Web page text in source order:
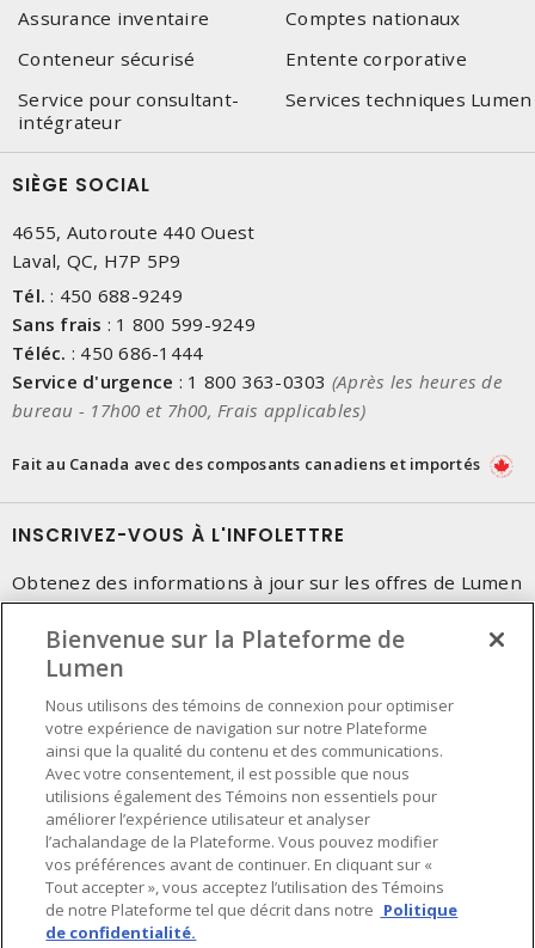
Assurance inventaire
Comptes nationaux
Conteneur sécurisé
Entente corporative
Service pour consultant-
intégrateur
Services techniques Lumen
SIÈGE SOCIAL
4655, Autoroute 440 Ouest
Laval, QC, H7P 5P9
Tél. : 450 688-9249
Sans frais : 1 800 599-9249
Téléc. : 450 686-1444
Service d'urgence : 1 800 363-0303 (Après les heures de
bureau - 17h00 et 7h00, Frais applicables)
Fait au Canada avec des composants canadiens et importés
INSCRIVEZ-VOUS À L'INFOLETTRE
Obtenez des informations à jour sur les offres de Lumen
Préférences en matière de cookies
Bienvenue sur la Plateforme de
Lumen
Nous utilisons des témoins de connexion pour optimiser
votre expérience de navigation sur notre Plateforme
ainsi que la qualité du contenu et des communications.
Avec votre consentement, il est possible que nous
utilisions également des Témoins non essentiels pour
améliorer l’expérience utilisateur et analyser
l’achalandage de la Plateforme. Vous pouvez modifier
vos préférences avant de continuer. En cliquant sur «
Tout accepter », vous acceptez l’utilisation des Témoins
de notre Plateforme tel que décrit dans notre Politique
de confidentialité.